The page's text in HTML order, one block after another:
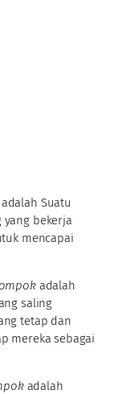
adalah Suatu
bekerja
mencapai
adalah
saling
tetap dan
mereka sebagai
adalah